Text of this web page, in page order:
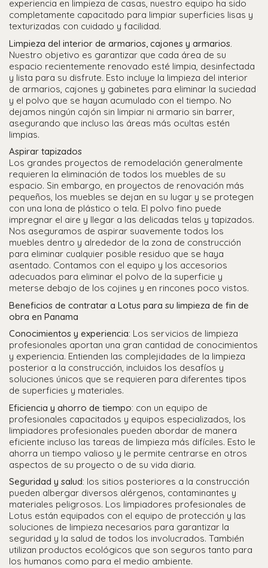
experiencia en limpieza de casas, nuestro equipo ha sido
completamente capacitado para limpiar superficies lisas y
texturizadas con cuidado y facilidad.
Limpieza del interior de armarios, cajones y armarios.
Nuestro objetivo es garantizar que cada área de su
espacio recientemente renovado esté limpia, desinfectada
y lista para su disfrute. Esto incluye la limpieza del interior
de armarios, cajones y gabinetes para eliminar la suciedad
y el polvo que se hayan acumulado con el tiempo. No
dejamos ningún cajón sin limpiar ni armario sin barrer,
asegurando que incluso las áreas más ocultas estén
limpias.
Aspirar tapizados
Los grandes proyectos de remodelación generalmente
requieren la eliminación de todos los muebles de su
espacio. Sin embargo, en proyectos de renovación más
pequeños, los muebles se dejan en su lugar y se protegen
con una lona de plástico o tela. El polvo fino puede
impregnar el aire y llegar a las delicadas telas y tapizados.
Nos aseguramos de aspirar suavemente todos los
muebles dentro y alrededor de la zona de construcción
para eliminar cualquier posible residuo que se haya
asentado. Contamos con el equipo y los accesorios
adecuados para eliminar el polvo de la superficie y
meterse debajo de los cojines y en rincones poco vistos.
Beneficios de contratar a Lotus para su limpieza de fin de
obra en Panama
Conocimientos y experiencia: Los servicios de limpieza
profesionales aportan una gran cantidad de conocimientos
y experiencia. Entienden las complejidades de la limpieza
posterior a la construcción, incluidos los desafíos y
soluciones únicos que se requieren para diferentes tipos
de superficies y materiales.
Eficiencia y ahorro de tiempo: con un equipo de
profesionales capacitados y equipos especializados, los
limpiadores profesionales pueden abordar de manera
eficiente incluso las tareas de limpieza más difíciles. Esto le
ahorra un tiempo valioso y le permite centrarse en otros
aspectos de su proyecto o de su vida diaria.
Seguridad y salud: los sitios posteriores a la construcción
pueden albergar diversos alérgenos, contaminantes y
materiales peligrosos. Los limpiadores profesionales de
Lotus están equipados con el equipo de protección y las
soluciones de limpieza necesarios para garantizar la
seguridad y la salud de todos los involucrados. También
utilizan productos ecológicos que son seguros tanto para
los humanos como para el medio ambiente.